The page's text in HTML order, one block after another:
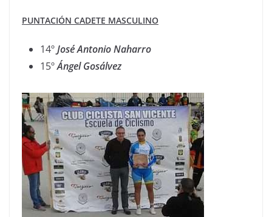
PUNTACIÓN CADETE MASCULINO
14ºJosé Antonio Naharro
15ºÁngel Gosálvez